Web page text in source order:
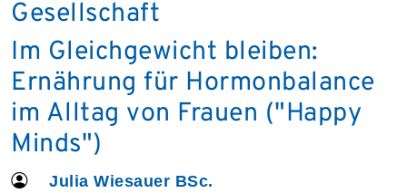
Gesellschaft
Im Gleichgewicht bleiben:
Ernährung für Hormonbalance
im Alltag von Frauen ("Happy
Minds")
Julia Wiesauer BSc.